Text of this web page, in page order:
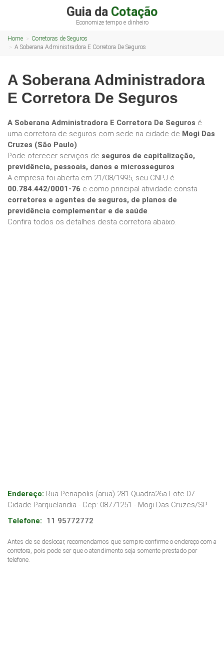
Guia da Cotação
Economize tempo e dinheiro
Home
Corretoras de Seguros
A Soberana Administradora E Corretora De Seguros
A Soberana Administradora
E Corretora De Seguros
A Soberana Administradora E Corretora De Seguros é
uma corretora de seguros com sede na cidade de Mogi Das
Cruzes (São Paulo).
Pode oferecer serviços de seguros de capitalização,
previdência, pessoais, danos e microsseguros.
A empresa foi aberta em 21/08/1995, seu CNPJ é
00.784.442/0001-76 e como principal atividade consta
corretores e agentes de seguros, de planos de
previdência complementar e de saúde.
Confira todos os detalhes desta corretora abaixo.
Endereço: Rua Penapolis (arua) 281 Quadra26a Lote 07 -
Cidade Parquelandia - Cep: 08771251 - Mogi Das Cruzes/SP
Telefone:
11 95772772
Antes de se deslocar, recomendamos que sempre confirme o endereço com a
corretora, pois pode ser que o atendimento seja somente prestado por
telefone.